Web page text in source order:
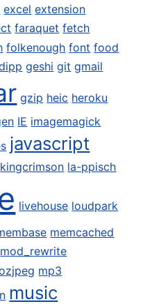
excel extension
faraquet fetch
folkenough font food
geshi git gmail
gzip heic heroku
IE imagemagick
javascript
kingcrimson la-ppisch
livehouse loudpark
memcached
mod_rewrite
mp3
music